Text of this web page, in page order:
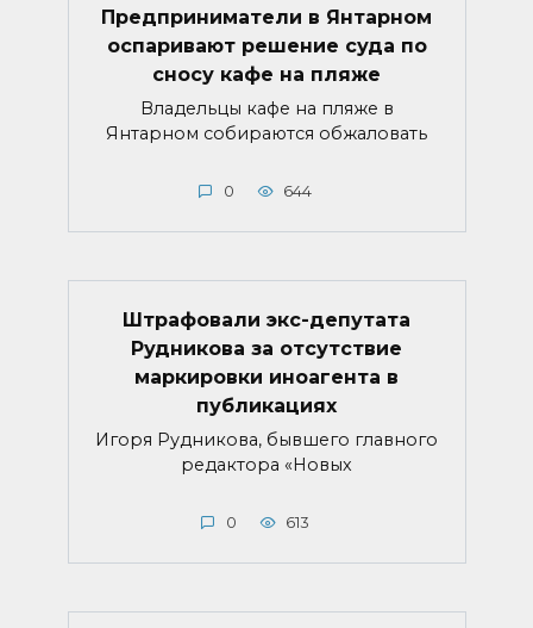
Предприниматели в Янтарном
оспаривают решение суда по
сносу кафе на пляже
Владельцы кафе на пляже в
Янтарном собираются обжаловать
0 644
Штрафовали экс-депутата
Рудникова за отсутствие
маркировки иноагента в
публикациях
Игоря Рудникова, бывшего главного
редактора «Новых
0 613